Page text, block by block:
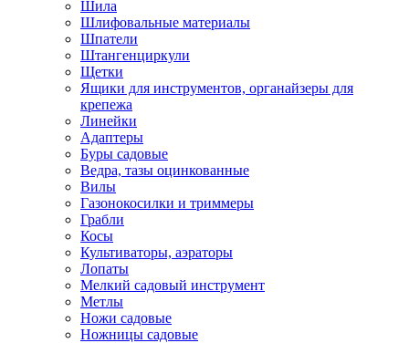
Шила
Шлифовальные материалы
Шпатели
Штангенциркули
Щетки
Ящики для инструментов, органайзеры для
крепежа
Линейки
Адаптеры
Буры садовые
Ведра, тазы оцинкованные
Вилы
Газонокосилки и триммеры
Грабли
Косы
Культиваторы, аэраторы
Лопаты
Мелкий садовый инструмент
Метлы
Ножи садовые
Ножницы садовые